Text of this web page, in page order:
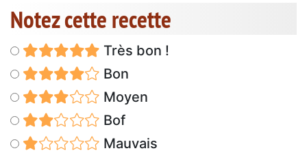
Notez cette recette
Très bon !
Bon
Moyen
Bof
Mauvais